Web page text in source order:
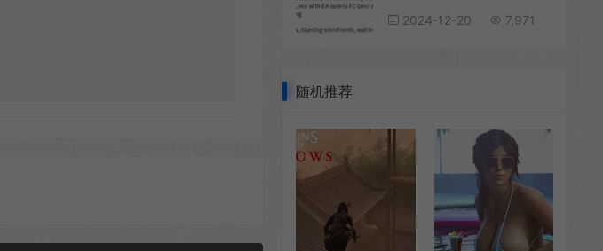
2024-12-20 7,971
随机推荐